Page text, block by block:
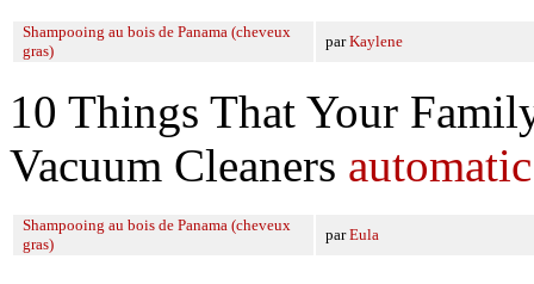
Shampooing au bois de Panama (cheveux
gras)
parKaylene
10 Things That Your
Vacuum Cleaners
Shampooing au bois de Panama (cheveux
gras)
parEula